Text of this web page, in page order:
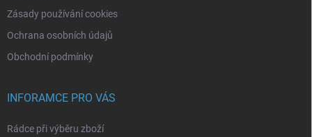
Zásady používání cookies
Ochrana osobních údajů
Obchodní podmínky
INFORAMCE PRO VÁS
Rádce při výběru zboží